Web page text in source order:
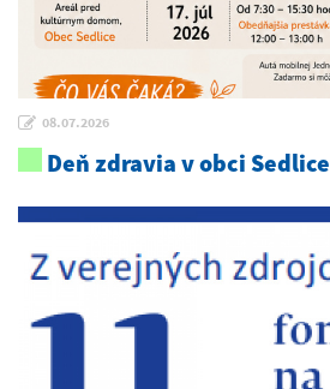
08.07.2026
Deň zdravia v obci Sedlice